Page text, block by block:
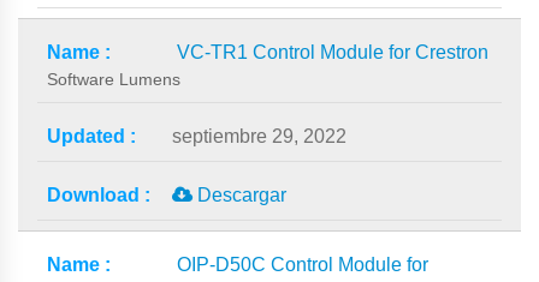
VC-TR1 Control Module for Crestron
Software Lumens
septiembre 29, 2022
Descargar
OIP-D50C Control Module for